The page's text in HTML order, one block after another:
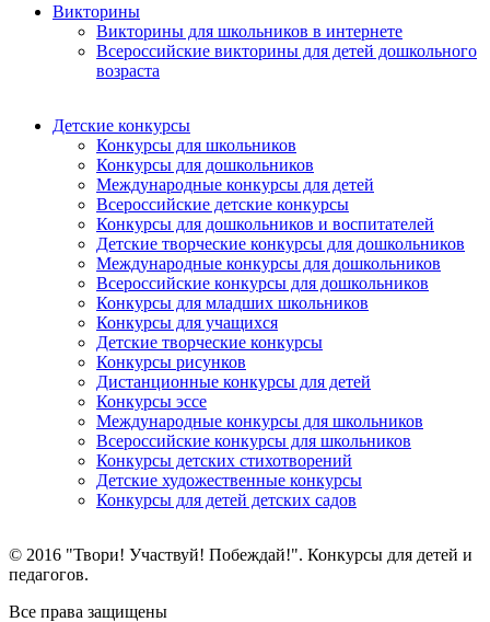
Викторины
Викторины для школьников в интернете
Всероссийские викторины для детей дошкольного
возраста
Детские конкурсы
Конкурсы для школьников
Конкурсы для дошкольников
Международные конкурсы для детей
Всероссийские детские конкурсы
Конкурсы для дошкольников и воспитателей
Детские творческие конкурсы для дошкольников
Международные конкурсы для дошкольников
Всероссийские конкурсы для дошкольников
Конкурсы для младших школьников
Конкурсы для учащихся
Детские творческие конкурсы
Конкурсы рисунков
Дистанционные конкурсы для детей
Конкурсы эссе
Международные конкурсы для школьников
Всероссийские конкурсы для школьников
Конкурсы детских стихотворений
Детские художественные конкурсы
Конкурсы для детей детских садов
© 2016 "Твори! Участвуй! Побеждай!". Конкурсы для детей и
педагогов.
Все права защищены